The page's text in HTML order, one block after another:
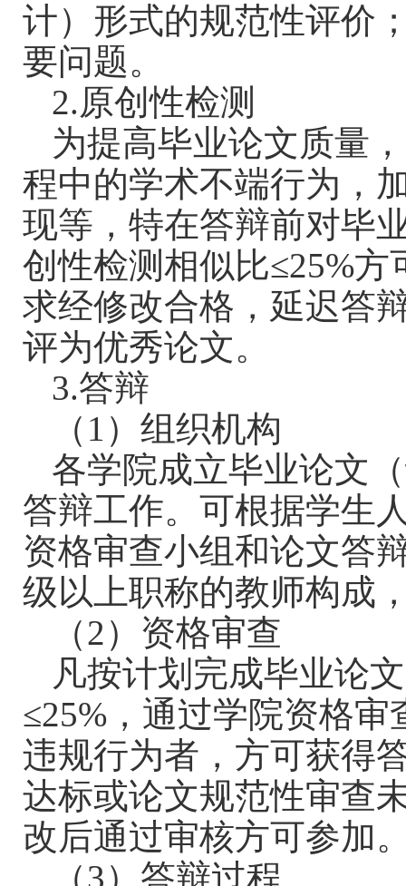
计）形式的规范性评价
要问题。
2.原创性检测
为提高毕业论文质量
程中的学术不端行为，
现等，特在答辩前对毕
创性检测相似比≤25%方
求经修改合格，延迟答
评为优秀论文。
3.答辩
（ 1 ）组织机构
各学院成立毕业论文
答辩工作。可根据学生
资格审查小组和论文答
级以上职称的教师构成
（2）资格审查
凡按计划完成毕业论
≤25% ，通过学院资格
违规行为者，方可获得
达标或论文规范性审查
改后通过审核方可参加
（3）答辩过程